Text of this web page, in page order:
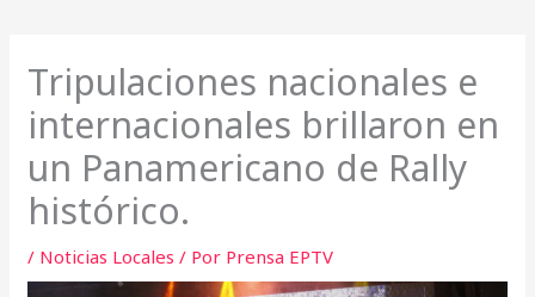
Tripulaciones nacionales e
internacionales brillaron en
un Panamericano de Rally
histórico.
/ Noticias Locales / Por Prensa EPTV